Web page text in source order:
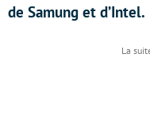
de Samung et d’Intel.